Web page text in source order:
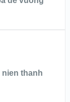
nien thanh